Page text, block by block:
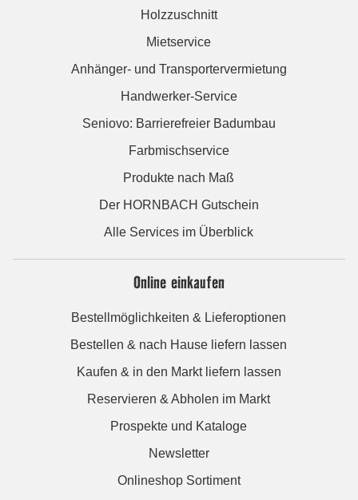
Holzzuschnitt
Mietservice
Anhänger- und Transportervermietung
Handwerker-Service
Seniovo: Barrierefreier Badumbau
Farbmischservice
Produkte nach Maß
Der HORNBACH Gutschein
Alle Services im Überblick
Online einkaufen
Bestellmöglichkeiten & Lieferoptionen
Bestellen & nach Hause liefern lassen
Kaufen & in den Markt liefern lassen
Reservieren & Abholen im Markt
Prospekte und Kataloge
Newsletter
Onlineshop Sortiment